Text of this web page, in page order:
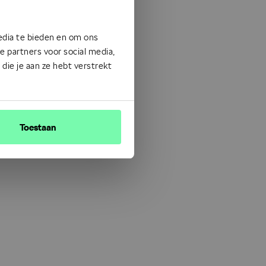
te bieden en om ons
partners voor social media,
je aan ze hebt verstrekt
Toestaan